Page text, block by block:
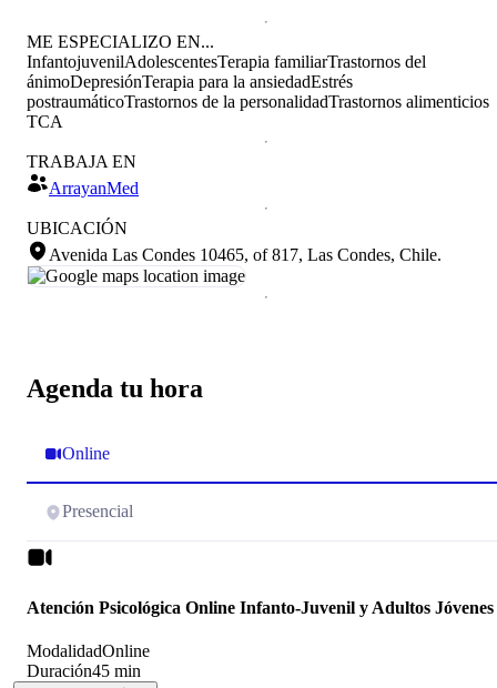
Agenda tu hora
Online
Presencial
Atención Psicológica Online Infanto-Juvenil y Adultos Jóvenes
ModalidadOnline
Duración45 min
ME ESPECIALIZO EN...
InfantojuvenilAdolescentesTerapia familiarTrastornos del
ánimoDepresiónTerapia para la ansiedadEstrés
postraumáticoTrastornos de la personalidadTrastornos alimenticios
TCA
TRABAJA EN
ArrayanMed
UBICACIÓN
Avenida Las Condes 10465, of 817, Las Condes, Chile.